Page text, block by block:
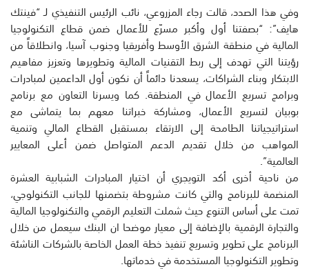
وفي هذا الصدد، قالت رجاء المزروعي، نائب الرئيس التنفيذي لـ “فينتك
هايف”: “بصفتنا أول وأكبر مسرّع للأعمال ضمن قطاع التكنولوجيا
المالية في منطقة الشرق الأوسط وأفريقيا وجنوب آسيا، وانطلاقاً من
رؤيتنا التي تهدف إلى ربط التقنيات المالية وتطويرها وتعزيز مفاهيم
الابتكار وبناء الشراكات، يسعدنا دائماً أن نكون أول الداعمين لمبادرات
وبرامج تسريع الأعمال في المنطقة. كما ويسرنا التعاون مع برنامج
بوبيان لتسريع الأعمال، ومشاركة خبراتنا معهم بما يتماشى مع
استراتيجياتنا الطامحة إلى الارتقاء بمستقبل القطاع المالي وتنمية
المواهب من خلال تقديم الدعم المتواصل ضمن أعلى المعايير
العالمية”.
من ناحية أخرى أكد التويجري أن اختيار المبادرات الشبابية العشرة
المنضمة للبرنامج والتي كانت مشروطة بتضمنها للجانب التكنولوجي،
تمت على أساس التنوع حيث شملت التعليم الرقمي والتكنولوجيا المالية
والتجارة الرقمية بالإضافة إلى معيار موضحا ان البنك سيعمل من خلال
البرنامج على تطوير وتسريع تنفيذ خطة العمل الخاصة بالشركات الناشئة
وتطوير التكنولوجيا المستخدمة في خدماتها.